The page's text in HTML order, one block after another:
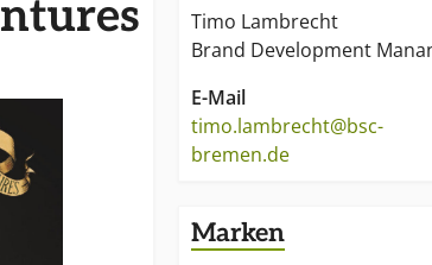
Timo Lambrecht
Brand Development
E-Mail
timo.lambrecht@bsc-
bremen.de
Marken